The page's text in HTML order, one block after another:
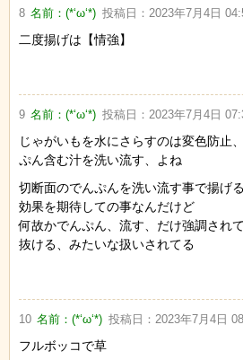
8 名前：(*‘ω‘*) 投稿日： 2023年7月4日
二度揚げは【情強】
9 名前：(*‘ω‘*) 投稿日： 2023年7月4日
じゃがいもを水にさらすのは変色防止
ぷん含む汁を洗い流す、よね
切断面のでんぷんを洗い流す事で揚げ
効果を期待しての事なんだけど
何故かでんぷん、流す、だけ強調され
抜ける、みたいな扱いされてる
10 名前：(*‘ω‘*) 投稿日： 2023年7月4日
フルボッコで草